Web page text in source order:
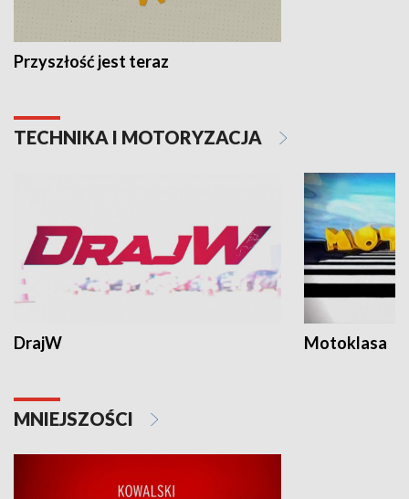
Przyszłość jest teraz
TECHNIKA I MOTORYZACJA
DrajW Motoklasa
MNIEJSZOŚCI